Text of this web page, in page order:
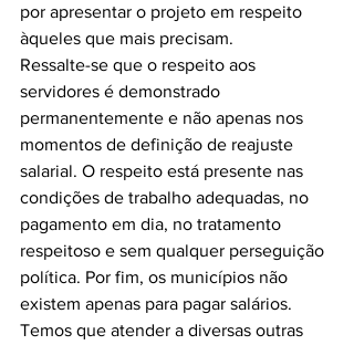
por apresentar o projeto em respeito
àqueles que mais precisam.
Ressalte-se que o respeito aos
servidores é demonstrado
permanentemente e não apenas nos
momentos de definição de reajuste
salarial. O respeito está presente nas
condições de trabalho adequadas, no
pagamento em dia, no tratamento
respeitoso e sem qualquer perseguição
política. Por fim, os municípios não
existem apenas para pagar salários.
Temos que atender a diversas outras